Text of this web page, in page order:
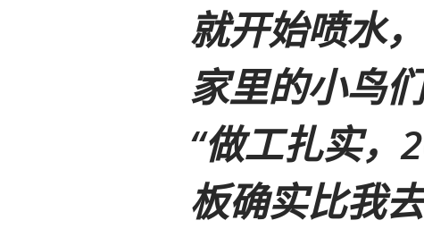
就开始喷水
家里的小鸟
“做工扎实，
板确实比我